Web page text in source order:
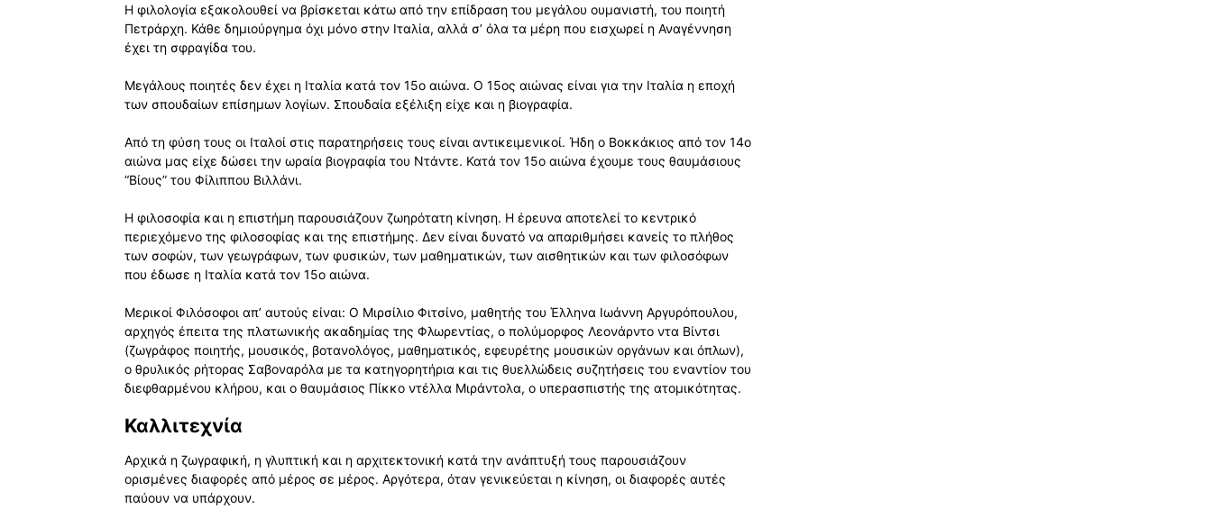
Η φιλολογία εξακολουθεί να βρίσκεται κάτω από την επίδραση του μεγάλου ουμανιστή, του ποιητή
Πετράρχη. Κάθε δημιούργημα όχι μόνο στην Ιταλία, αλλά σ’ όλα τα μέρη που εισχωρεί η Αναγέννηση
έχει τη σφραγίδα του.
Μεγάλους ποιητές δεν έχει η Ιταλία κατά τον 15ο αιώνα. Ο 15ος αιώνας είναι για την Ιταλία η εποχή
των σπουδαίων επίσημων λογίων. Σπουδαία εξέλιξη είχε και η βιογραφία.
Από τη φύση τους οι Ιταλοί στις παρατηρήσεις τους είναι αντικειμενικοί. Ήδη ο Βοκκάκιος από τον 14ο
αιώνα μας είχε δώσει την ωραία βιογραφία του Ντάντε. Κατά τον 15ο αιώνα έχουμε τους θαυμάσιους
“Βίους” του Φίλιππου Βιλλάνι.
Η φιλοσοφία και η επιστήμη παρουσιάζουν ζωηρότατη κίνηση. Η έρευνα αποτελεί το κεντρικό
περιεχόμενο της φιλοσοφίας και της επιστήμης. Δεν είναι δυνατό να απαριθμήσει κανείς το πλήθος
των σοφών, των γεωγράφων, των φυσικών, των μαθηματικών, των αισθητικών και των φιλοσόφων
που έδωσε η Ιταλία κατά τον 15ο αιώνα.
Μερικοί Φιλόσοφοι απ’ αυτούς είναι: Ο Μιρσίλιο Φιτσίνο, μαθητής του Έλληνα Ιωάννη Αργυρόπουλου,
αρχηγός έπειτα της πλατωνικής ακαδημίας της Φλωρεντίας, ο πολύμορφος Λεονάρντο ντα Βίντσι
(ζωγράφος ποιητής, μουσικός, βοτανολόγος, μαθηματικός, εφευρέτης μουσικών οργάνων και όπλων),
ο θρυλικός ρήτορας Σαβοναρόλα με τα κατηγορητήρια και τις θυελλώδεις συζητήσεις του εναντίον του
διεφθαρμένου κλήρου, και ο θαυμάσιος Πίκκο ντέλλα Μιράντολα, ο υπερασπιστής της ατομικότητας.
Καλλιτεχνία
Αρχικά η ζωγραφική, η γλυπτική και η αρχιτεκτονική κατά την ανάπτυξή τους παρουσιάζουν
ορισμένες διαφορές από μέρος σε μέρος. Αργότερα, όταν γενικεύεται η κίνηση, οι διαφορές αυτές
παύουν να υπάρχουν.